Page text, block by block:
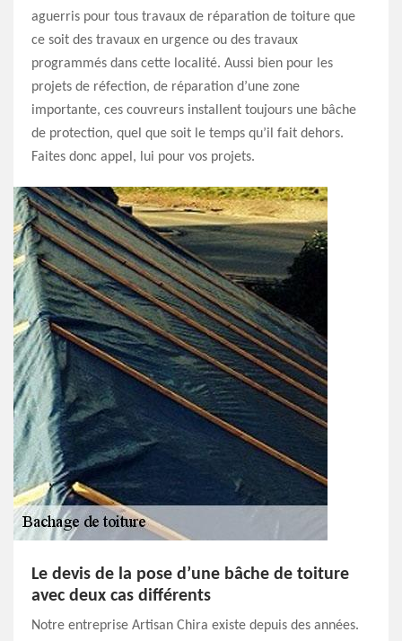
aguerris pour tous travaux de réparation de toiture que
ce soit des travaux en urgence ou des travaux
programmés dans cette localité. Aussi bien pour les
projets de réfection, de réparation d’une zone
importante, ces couvreurs installent toujours une bâche
de protection, quel que soit le temps qu’il fait dehors.
Faites donc appel, lui pour vos projets.
Le devis de la pose d’une bâche de toiture
avec deux cas différents
Notre entreprise Artisan Chira existe depuis des années.